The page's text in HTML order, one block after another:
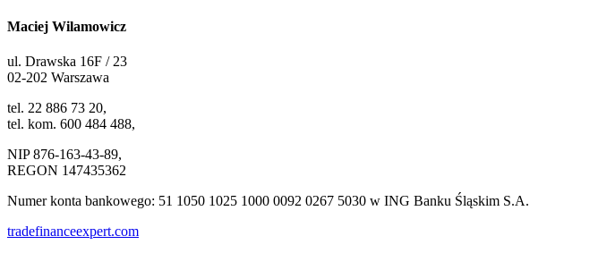
Maciej Wilamowicz
ul. Drawska 16F / 23
02-202 Warszawa
tel. 22 886 73 20,
tel. kom. 600 484 488,
NIP 876-163-43-89,
REGON 147435362
Numer konta bankowego: 51 1050 1025 1000 0092 0267 5030 w ING Banku Śląskim S.A.
tradefinanceexpert.com